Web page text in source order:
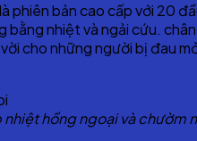
phiên bản cao cấp với 20
nhiệt và ngải cứu.
cho những người bị đau
hồng ngoại và chườm